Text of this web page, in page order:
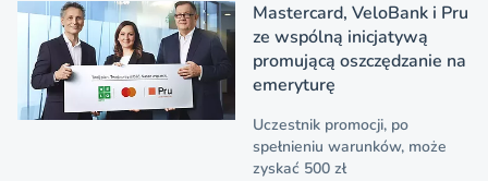
Mastercard, VeloBank i Pru
ze wspólną inicjatywą
promującą oszczędzanie na
emeryturę
Uczestnik promocji, po
spełnieniu warunków, może
zyskać 500 zł